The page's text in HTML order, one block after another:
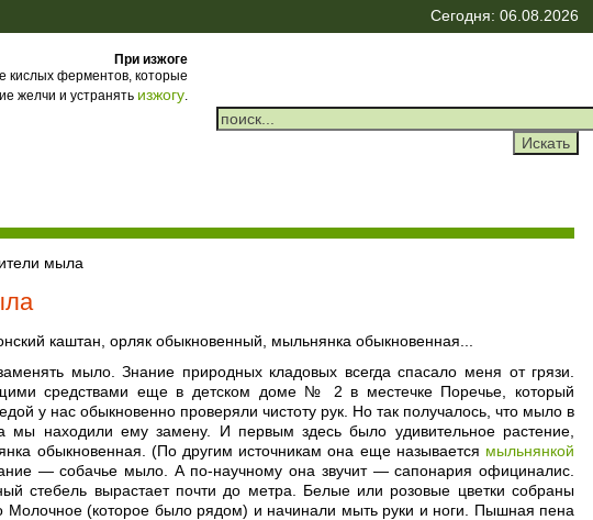
Сегодня: 06.08.2026
При изжоге
кислых ферментов, которые
желчи и устранять изжогу.
мыла
каштан, орляк обыкновенный, мыльнянка обыкновенная...
мыло. Знание природных кладовых всегда спасало меня от грязи.
средствами еще в детском доме № 2 в местечке Поречье, который
у нас обыкновенно проверяли чистоту рук. Но так получалось, что мыло в
мы находили ему замену. И первым здесь было удивительное растение,
обыкновенная. (По другим источникам она еще называется мыльнянкой
— собачье мыло. А по-научному она звучит — сапонария официналис.
стебель вырастает почти до метра. Белые или розовые цветки собраны
(которое было рядом) и начинали мыть руки и ноги. Пышная пена